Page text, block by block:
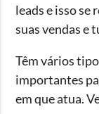
leads e isso
suas vendas e
Têm vários
importantes
em que atua.